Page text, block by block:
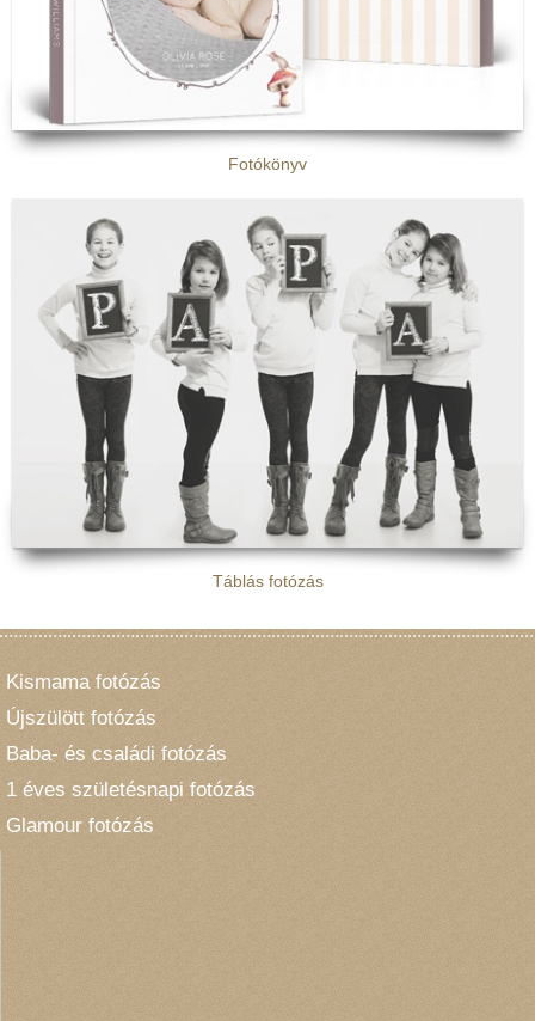
Fotókönyv
Táblás fotózás
Kismama fotózás
Újszülött fotózás
Baba- és családi fotózás
1 éves születésnapi fotózás
Glamour fotózás